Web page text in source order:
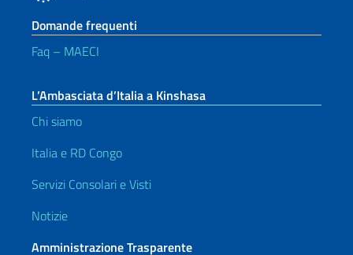
Domande frequenti
Faq – MAECI
L’Ambasciata d’Italia a Kinshasa
Chi siamo
Italia e RD Congo
Servizi Consolari e Visti
Notizie
Amministrazione Trasparente